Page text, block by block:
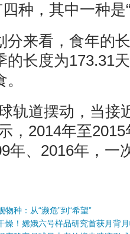
四种，其中一种
看，食年的长
的长度为173.31
道摆动，当接
，2014年至
年、2016年，一
种：从“濒危”到“希望”
燥！嫦娥六号样品研究首获月背